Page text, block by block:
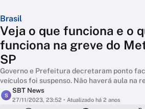
Brasil
Veja o que funciona e o
funciona na greve do
SP
Governo e Prefeitura decretaram ponto
veículos foi suspenso. Não haverá aula na
S
SBT News
27/11/2023, 23:52 • Atualizado há 2 anos